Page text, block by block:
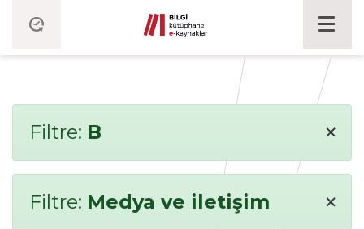
Filtre: B ×
Filtre: Medya ve iletişim ×